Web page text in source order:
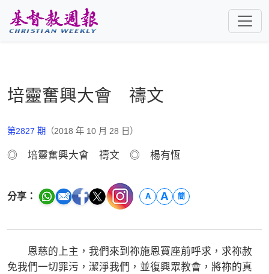
培靈奮興大會 禱文
第2827 期 （2018 年 10 月 28 日）
◎ 培靈奮興大會 禱文 ◎ 楊有恆
分享： A A 簡
恩慈的上主，我們來到祢施恩寶座前呼求，求祢赦
免我們一切罪污，潔淨我們，並復興眾教會，將祢的真